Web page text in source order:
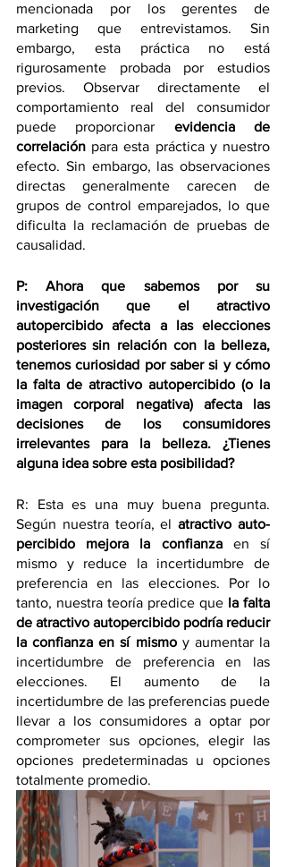
mencionada por los gerentes de
marketing que entrevistamos. Sin
embargo, esta práctica no está
rigurosamente probada por estudios
previos. Observar directamente el
comportamiento real del consumidor
puede proporcionar evidencia de
correlación para esta práctica y nuestro
efecto. Sin embargo, las observaciones
directas generalmente carecen de
grupos de control emparejados, lo que
dificulta la reclamación de pruebas de
causalidad.
P: Ahora que sabemos por su
investigación que el atractivo
autopercibido afecta a las elecciones
posteriores sin relación con la belleza,
tenemos curiosidad por saber si y cómo
la falta de atractivo autopercibido (o la
imagen corporal negativa) afecta las
decisiones de los consumidores
irrelevantes para la belleza. ¿Tienes
alguna idea sobre esta posibilidad?
R: Esta es una muy buena pregunta.
Según nuestra teoría, el atractivo auto-
percibido mejora la confianza en sí
mismo y reduce la incertidumbre de
preferencia en las elecciones. Por lo
tanto, nuestra teoría predice que la falta
de atractivo autopercibido podría reducir
la confianza en sí mismo y aumentar la
incertidumbre de preferencia en las
elecciones. El aumento de la
incertidumbre de las preferencias puede
llevar a los consumidores a optar por
comprometer sus opciones, elegir las
opciones predeterminadas u opciones
totalmente promedio.